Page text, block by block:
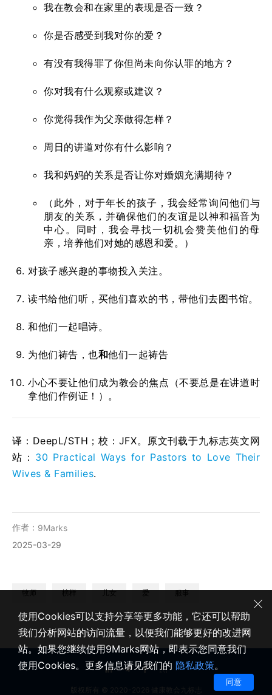
我在教会和在家里的表现是否一致？
你是否感受到我对你的爱？
有没有我得罪了你但尚未向你认罪的地方？
你对我有什么观察或建议？
你觉得我作为父亲做得怎样？
周日的讲道对你有什么影响？
我和妈妈的关系是否让你对婚姻充满期待？
（此外，对于年长的孩子，我会经常询问他们与
朋友的关系，并确保他们的友谊是以神和福音为
中心。同时，我会寻找一切机会赞美他们的母
亲，培养他们对她的感恩和爱。）
对孩子感兴趣的事物投入关注。
读书给他们听，买他们喜欢的书，带他们去图书馆。
和他们一起唱诗。
为他们祷告，也和他们一起祷告
小心不要让他们成为教会的焦点（不要总是在讲道时
拿他们作例证！）。
译：DeepL/STH；校： JFX。原文刊载于九标志英文网
站： 30 Practical Ways for Pastors to Love Their
Wives & Families.
作者： 9Marks
2025-03-29
牧师 榜样 儿女 爱 服事
版权所有 © 2020-2026 健康教会九标志
使用Cookies可以支持分享等更多功能，它还可以帮助
我们分析网站的访问流量，以便我们能够更好的改进网
站。如果您继续使用9Marks网站，即表示您同意我们
使用Cookies。更多信息请见我们的 隐私政策。
同意